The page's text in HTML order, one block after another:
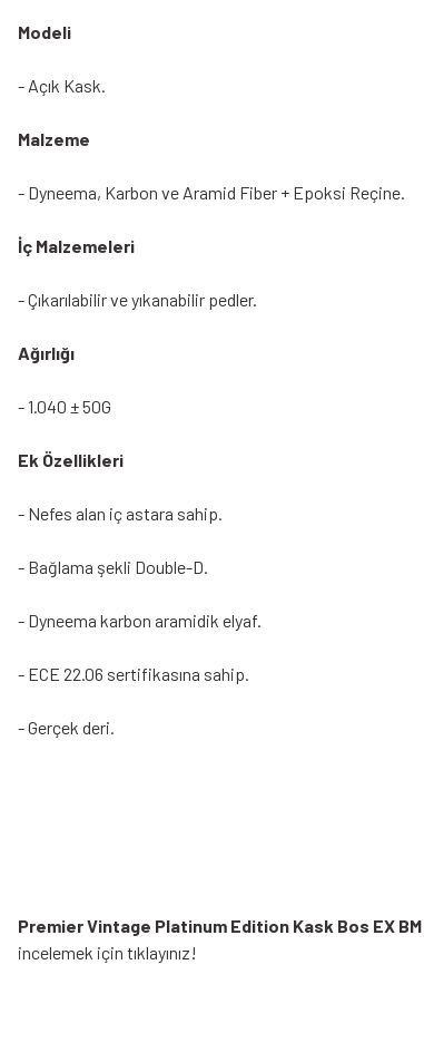
Modeli
- Açık Kask.
Malzeme
- Dyneema, Karbon ve Aramid Fiber + Epoksi Reçine.
İç Malzemeleri
- Çıkarılabilir ve yıkanabilir pedler.
Ağırlığı
- 1.040 ± 50G
Ek Özellikleri
- Nefes alan iç astara sahip.
- Bağlama şekli Double-D.
- Dyneema karbon aramidik elyaf.
- ECE 22.06 sertifikasına sahip.
- Gerçek deri.
Premier Vintage Platinum Edition Kask Bos EX BM
incelemek için tıklayınız!